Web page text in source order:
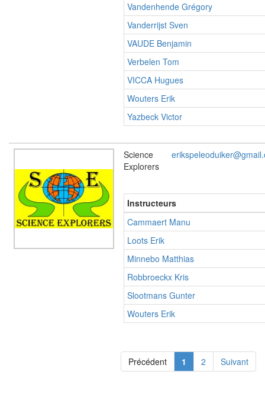
Vandenhende Grégory
Vanderrijst Sven
VAUDE Benjamin
Verbelen Tom
VICCA Hugues
Wouters Erik
Yazbeck Victor
Science
Explorers
Instructeurs
Cammaert Manu
Loots Erik
Minnebo Matthias
Robbroeckx Kris
Slootmans Gunter
Wouters Erik
Précédent 1 2 Suivant